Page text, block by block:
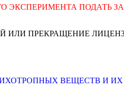
ПОДАТЬ
ИЛИ ПРЕКРАЩЕНИЕ
ВЕЩЕСТВ И